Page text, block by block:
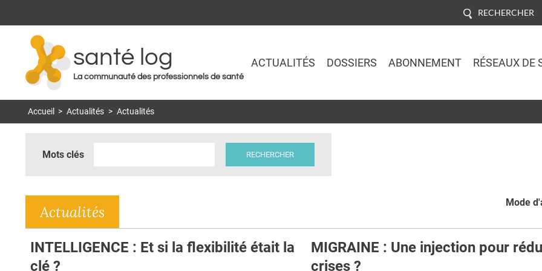
RECHERCHER
santé log
La communauté des professionnels de santé
ACTUALITÉS DOSSIERS ABONNEMENT RÉSEAUX DE
Accueil > Actualités > Actualités
Mots clés
Mode
Actualités
INTELLIGENCE : Et si la flexibilité était la
clé ?
MIGRAINE : Une injection pour
crises ?